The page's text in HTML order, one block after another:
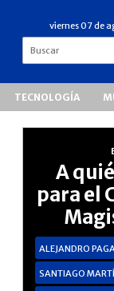
viernes 07 de
TECNOLOGÍA
A
para el
ALEJANDRO
SANTIAGO